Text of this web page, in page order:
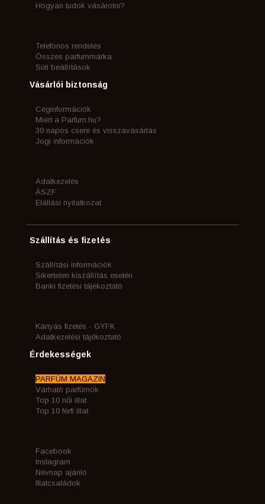
Hogyan tudok vásárolni?
Telefonos rendelés
Összes parfummárka
Süti beállítások
Vásárlói biztonság
Céginformációk
Miért a Parfum.hu?
30 napos csere és visszavásárlás
Jogi információk
Adatkezelés
ÁSZF
Elállási nyilatkozat
Szállítás és fizetés
Szállítási információk
Sikertelen kiszállítás esetén
Banki fizetési tájékoztató
Kártyás fizetés - GYFK
Adatkezelési tájékoztató
Érdekességek
PARFÜM MAGAZIN
Várható parfümök
Top 10 női illat
Top 10 férfi illat
Facebook
Instagram
Névnap ajánló
Illatcsaládok